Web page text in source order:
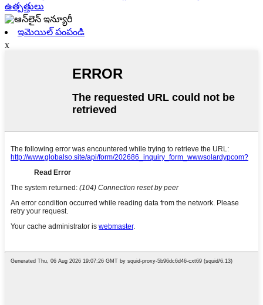
ఉత్పత్తులు
ఇమెయిల్ పంపండి
x